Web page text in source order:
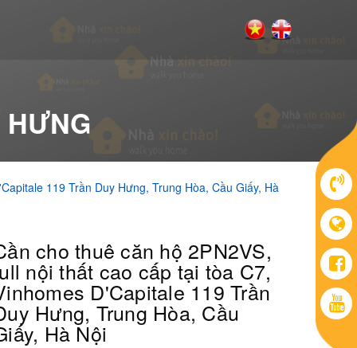
HƯNG
119 Trần Duy Hưng, Trung Hòa, Cầu Giấy, Hà
cho thuê căn hộ 2PN2VS,
nội thất cao cấp tại tòa C7,
D'Capitale 119 Trần
Hưng, Trung Hòa, Cầu
Hà Nội